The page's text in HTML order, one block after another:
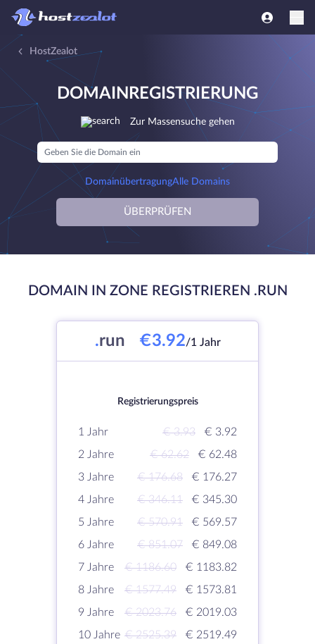
HostZealot
DOMAINREGISTRIERUNG
Zur Massensuche gehen
DomainübertragungAlle Domains
ÜBERPRÜFEN
DOMAIN IN ZONE REGISTRIEREN .RUN
.run €3.92/1 Jahr
Registrierungspreis
1 Jahr € 3.93
€ 3.92
2 Jahre
€ 62.62
€ 62.48
3 Jahre
€ 176.68
€ 176.27
4 Jahre
€ 346.11
€ 345.30
5 Jahre
€ 570.91
€ 569.57
6 Jahre
€ 851.07
€ 849.08
7 Jahre
€ 1186.60
€ 1183.82
8 Jahre
€ 1577.49
€ 1573.81
9 Jahre
€ 2023.76
€ 2019.03
10 Jahre € 2525.39 € 2519.49